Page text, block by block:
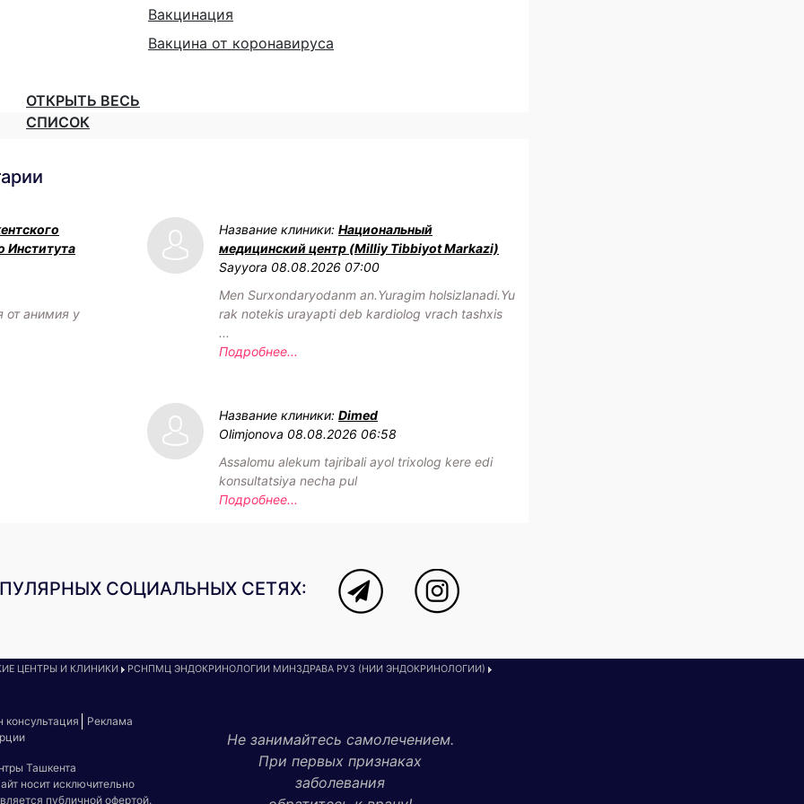
Вакцинация
Вакцина от коронавируса
ОТКРЫТЬ ВЕСЬ
СПИСОК
Института
от анимия у
Название клиники: Национальный
медицинский центр (Milliy Tibbiyot Markazi)
Sayyora 08.08.2026 07:00
Men Surxondaryodanm an.Yuragim holsizlanadi.Yu
rak notekis urayapti deb kardiolog vrach tashxis
...
Подробнее...
Название клиники: Dimed
Olimjonova 08.08.2026 06:58
Assalomu alekum tajribali ayol trixolog kere edi
konsultatsiya necha pul
Подробнее...
СОЦИАЛЬНЫХ СЕТЯХ:
ЦЕНТРЫ И КЛИНИКИ РСНПМЦ ЭНДОКРИНОЛОГИИ МИНЗДРАВА РУЗ (НИИ ЭНДОКРИНОЛОГИИ)
консультация
Реклама
Ташкента
носит исключительно
публичной офертой.
Не занимайтесь самолечением.
При первых признаках
заболевания